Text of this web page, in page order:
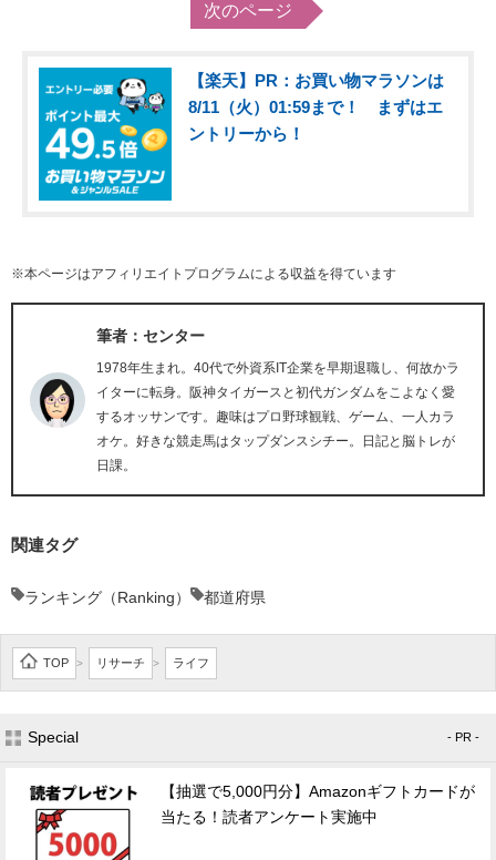
次のページ
【楽天】PR：お買い物マラソンは
8/11（火）01:59まで！ まずはエ
ントリーから！
※本ページはアフィリエイトプログラムによる収益を得ています
筆者：センター
1978年生まれ。40代で外資系IT企業を早期退職し、何故かラ
イターに転身。阪神タイガースと初代ガンダムをこよなく愛
するオッサンです。趣味はプロ野球観戦、ゲーム、一人カラ
オケ。好きな競走馬はタップダンスシチー。日記と脳トレが
日課。
関連タグ
ランキング（Ranking） 都道府県
TOP > リサーチ > ライフ
Special - PR -
【抽選で5,000円分】Amazonギフトカードが
当たる！読者アンケート実施中